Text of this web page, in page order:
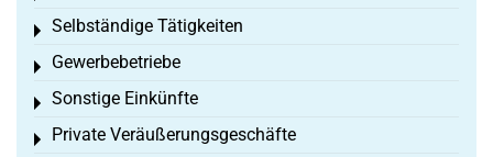
Selbständige Tätigkeiten
Toggle menu
Gewerbebetriebe
Toggle menu
Sonstige Einkünfte
Toggle menu
Private Veräußerungsgeschäfte
Toggle menu